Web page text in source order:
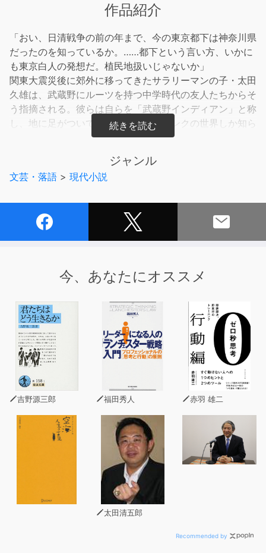
作品紹介
「おい、日清戦争の前の年まで、今の東京都下は神奈川県
だったのを知っているか。……都下という言い方、いかに
も東京白人の発想だ。植民地扱いじゃないか」
関東大震災後に郊外に移ってきたサラリーマンの子・太田
久雄は、武蔵野にルーツを持つ中学時代の友人たちからそ
う指摘される。彼らは自らを「武蔵野インディアン」と称
し、地に足がついていおらず「紙とインクの世界しか知ら
ない」都会の“白人”とは一線を画する存在だというのだ
武蔵野を題材に、都会と地方、戦前と戦後、保守と革新
といった、さまざまなコントラストを見事に描出した珠玉
(C)Shumon Miura 2022 (P)小学館
ジャンル
文芸・落語 > 現代小説
今、あなたにオススメ
吉野源三郎 福田秀人 赤羽 雄二
太田清五郎
Recommended by